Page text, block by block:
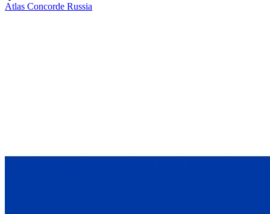
Atlas Concorde Russia